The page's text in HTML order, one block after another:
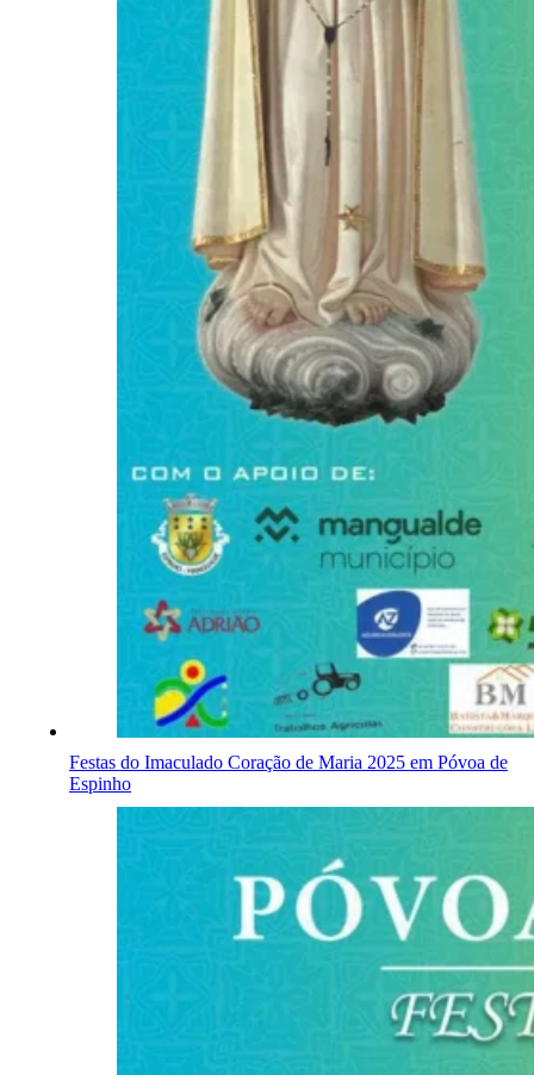
Festas do Imaculado Coração de Maria 2025 em Póvoa de
Espinho